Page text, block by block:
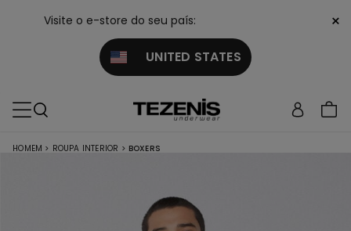
Visite o e-store do seu país:
UNITED STATES
×
HOMEM > ROUPA INTERIOR > BOXERS